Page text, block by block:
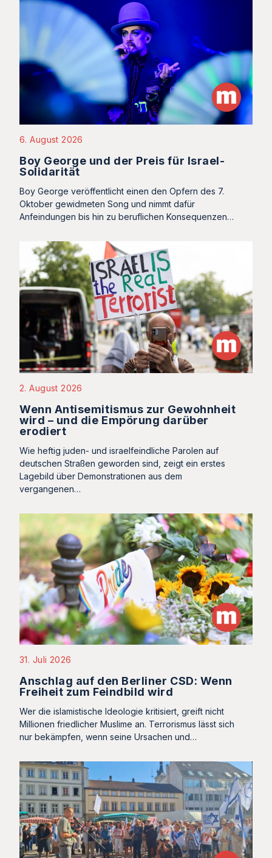
6. August 2026
Boy George und der Preis für Israel-
Solidarität
Boy George veröffentlicht einen den Opfern des 7.
Oktober gewidmeten Song und nimmt dafür
Anfeindungen bis hin zu beruflichen Konsequenzen…
2. August 2026
Wenn Antisemitismus zur Gewohnheit
wird – und die Empörung darüber
erodiert
Wie heftig juden- und israelfeindliche Parolen auf
deutschen Straßen geworden sind, zeigt ein erstes
Lagebild über Demonstrationen aus dem
vergangenen…
31. Juli 2026
Anschlag auf den Berliner CSD: Wenn
Freiheit zum Feindbild wird
Wer die islamistische Ideologie kritisiert, greift nicht
Millionen friedlicher Muslime an. Terrorismus lässt sich
nur bekämpfen, wenn seine Ursachen und…